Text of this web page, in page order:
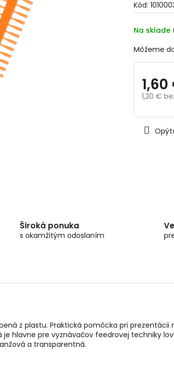
Kód:
Na sklade
Môžeme
1,30 €
cena:
0,0
5
Široká ponuka
s okamžitým odoslaním
z plastu. Praktická pomôcka pri prezentácii
hlavne pre vyznávačov feedrovej techniky
a transparentná.